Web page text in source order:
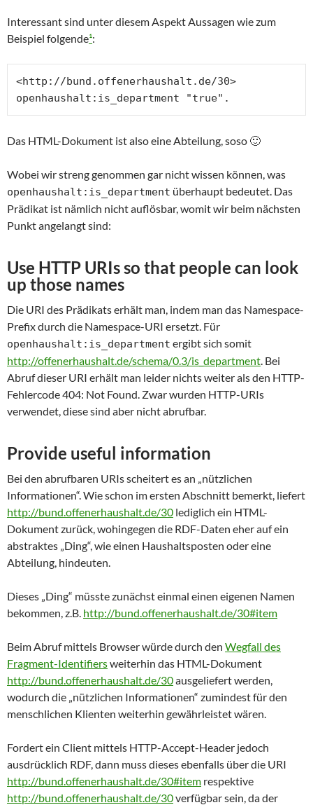
Interessant sind unter diesem Aspekt Aussagen wie zum
Beispiel folgende¹:
<http://bund.offenerhaushalt.de/30>
openhaushalt:is_department "true".
Das HTML-Dokument ist also eine Abteilung, soso 🙂
Wobei wir streng genommen gar nicht wissen können, was
openhaushalt:is_department überhaupt bedeutet. Das
Prädikat ist nämlich nicht auflösbar, womit wir beim nächsten
Punkt angelangt sind:
Use HTTP URIs so that people can look
up those names
Die URI des Prädikats erhält man, indem man das Namespace-
Prefix durch die Namespace-URI ersetzt. Für
openhaushalt:is_department ergibt sich somit
http://offenerhaushalt.de/schema/0.3/is_department. Bei
Abruf dieser URI erhält man leider nichts weiter als den HTTP-
Fehlercode 404: Not Found. Zwar wurden HTTP-URIs
verwendet, diese sind aber nicht abrufbar.
Provide useful information
Bei den abrufbaren URIs scheitert es an „nützlichen
Informationen“. Wie schon im ersten Abschnitt bemerkt, liefert
http://bund.offenerhaushalt.de/30 lediglich ein HTML-
Dokument zurück, wohingegen die RDF-Daten eher auf ein
abstraktes „Ding“, wie einen Haushaltsposten oder eine
Abteilung, hindeuten.
Dieses „Ding“ müsste zunächst einmal einen eigenen Namen
bekommen, z.B. http://bund.offenerhaushalt.de/30#item
Beim Abruf mittels Browser würde durch den Wegfall des
Fragment-Identifiersweiterhin das HTML-Dokument
http://bund.offenerhaushalt.de/30ausgeliefert werden,
wodurch die „nützlichen Informationen“ zumindest für den
menschlichen Klienten weiterhin gewährleistet wären.
Fordert ein Client mittels HTTP-Accept-Header jedoch
ausdrücklich RDF, dann muss dieses ebenfalls über die URI
http://bund.offenerhaushalt.de/30#item respektive
http://bund.offenerhaushalt.de/30verfügbar sein, da der